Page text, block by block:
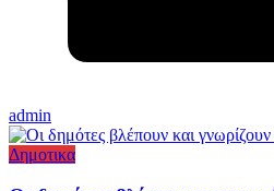
admin
Δημοτικα